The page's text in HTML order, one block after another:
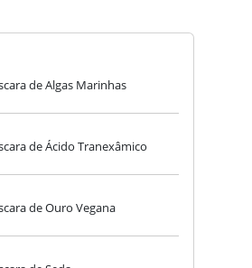
de Algas Marinhas
de Ácido Tranexâmico
de Ouro Vegana